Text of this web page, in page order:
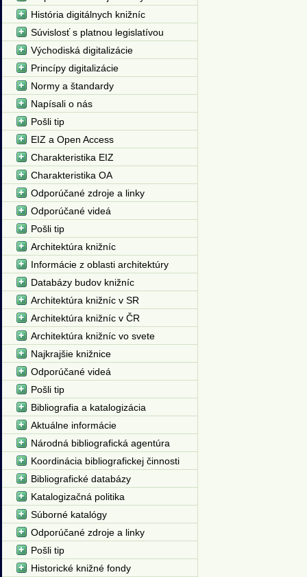
História digitálnych knižníc
Súvislosť s platnou legislatívou
Východiská digitalizácie
Princípy digitalizácie
Normy a štandardy
Napísali o nás
Pošli tip
EIZ a Open Access
Charakteristika EIZ
Charakteristika OA
Odporúčané zdroje a linky
Odporúčané videá
Pošli tip
Architektúra knižníc
Informácie z oblasti architektúry
Databázy budov knižníc
Architektúra knižníc v SR
Architektúra knižníc v ČR
Architektúra knižníc vo svete
Najkrajšie knižnice
Odporúčané videá
Pošli tip
Bibliografia a katalogizácia
Aktuálne informácie
Národná bibliografická agentúra
Koordinácia bibliografickej činnosti
Bibliografické databázy
Katalogizačná politika
Súborné katalógy
Odporúčané zdroje a linky
Pošli tip
Historické knižné fondy